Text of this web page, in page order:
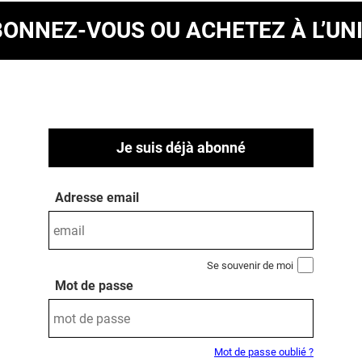
VOUS OU ACHETEZ À
Je suis déjà abonné
Adresse email
Se souvenir de moi
Mot de passe
Mot de passe oublié ?